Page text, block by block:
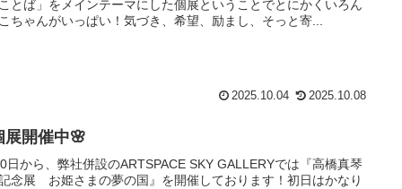
とば」をメインテーマにした個展ということでとにかくいろん
ちゃんがいっぱい！気づき、希望、励まし、そっと寄...
2025.10.04 2025.10.08
展開催中🌸
日から、弊社併設のARTSPACE SKY GALLERYでは『高橋真琴
念展 お姫さまの夢の国』を開催しております！初日はかなり